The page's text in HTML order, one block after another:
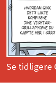
Se tidligere